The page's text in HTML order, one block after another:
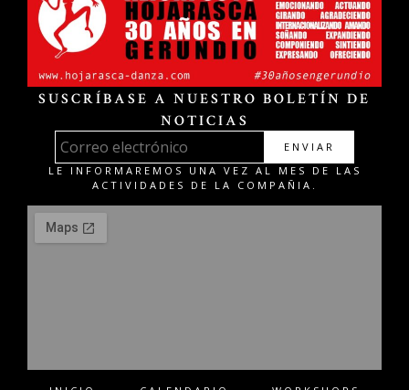
SUSCRÍBASE A NUESTRO BOLETÍN DE
NOTICIAS
ENVIAR
LE INFORMAREMOS UNA VEZ AL MES DE LAS
ACTIVIDADES DE LA COMPAÑIA.